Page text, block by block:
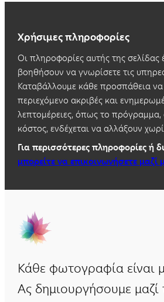
Χρήσιμες πληροφορίες
Οι πληροφορίες αυτής της
βοηθήσουν να γνωρίσετε τις
Καταβάλλουμε κάθε προσπάθεια
περιεχόμενο ακριβές και
λεπτομέρειες, όπως το πρόγραμμα,
κόστος, ενδέχεται να αλλάξουν
Για περισσότερες πληροφορίες ή
μπορείτε να επικοινωνήσετε μαζί
Κάθε φωτογραφία είναι
Ας δημιουργήσουμε μαζί